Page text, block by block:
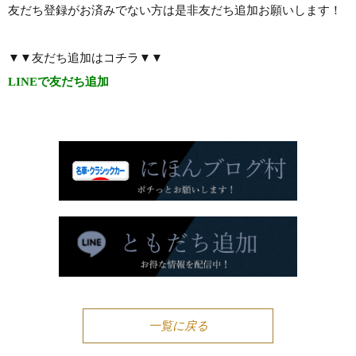
友だち登録がお済みでない方は是非友だち追加お願いします！
▼▼友だち追加はコチラ▼▼
LINEで友だち追加
一覧に戻る